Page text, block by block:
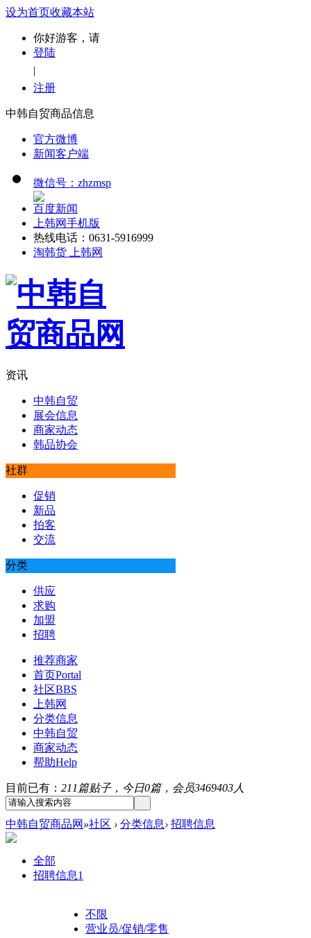
设为首页收藏本站
你好游客，请
登陆
|
注册
中韩自贸商品信息
官方微博
新闻客户端
微信号：zhzmsp
百度新闻
上韩网手机版
热线电话：0631-5916999
淘韩货 上韩网
资讯
中韩自贸
展会信息
商家动态
韩品协会
社群
促销
新品
拍客
交流
分类
供应
求购
加盟
招聘
推荐商家
首页Portal
社区BBS
上韩网
分类信息
中韩自贸
商家动态
帮助Help
目前已有： 211篇贴子，今日0篇，会员3469403人
中韩自贸商品网 »社区 › 分类信息› 招聘信息
全部
招聘信息1
不限
营业员/促销/零售